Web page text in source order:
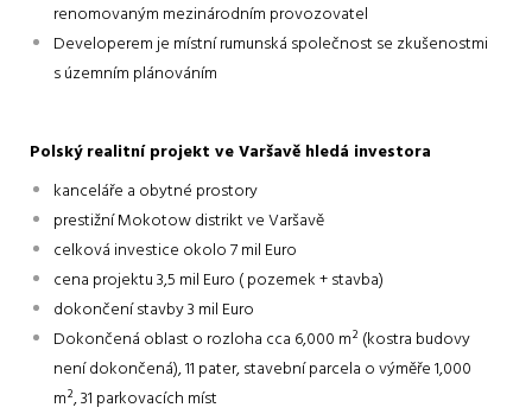
renomovaným mezinárodním provozovatel
Developerem je místní rumunská společnost se zkušenostmi
s územním plánováním
Polský realitní projekt ve Varšavě hledá investora
kanceláře a obytné prostory
prestižní Mokotow distrikt ve Varšavě
celková investice okolo 7 mil Euro
cena projektu 3,5 mil Euro ( pozemek + stavba)
dokončení stavby 3 mil Euro
Dokončená oblast o rozloha cca 6,000 m² (kostra budovy
není dokončená), 11 pater, stavební parcela o výměře 1,000
m², 31 parkovacích míst